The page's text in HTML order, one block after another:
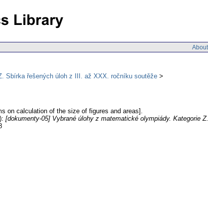
Sbírka řešených úloh z III. až XXX. ročníku soutěže
on calculation of the size of figures and areas].
[dokumenty-05] Vybrané úlohy z matematické olympiády. Kategorie